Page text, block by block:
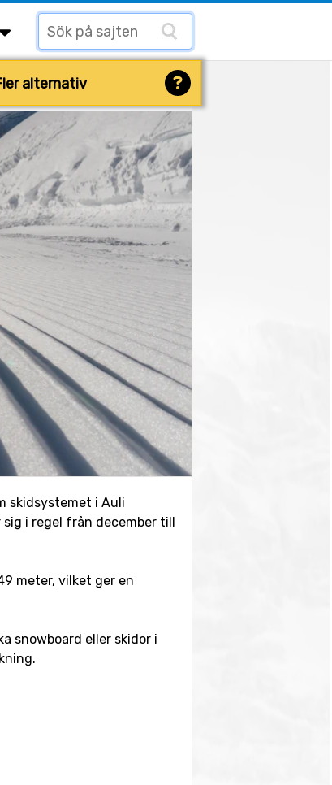
alternativ
skidsystemet i Auli
sig i regel från december till
meter, vilket ger en
snowboard eller skidor i